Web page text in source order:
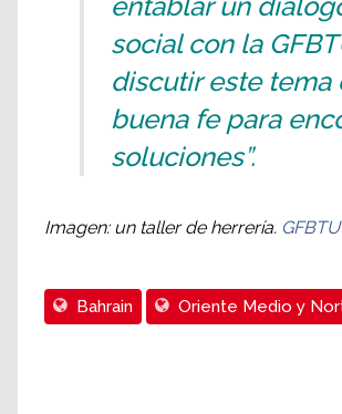
entablar un
social con la
discutir este tema
buena fe para
soluciones”.
Imagen: un taller de herrería. GFBTU
Bahrain Oriente Medio y